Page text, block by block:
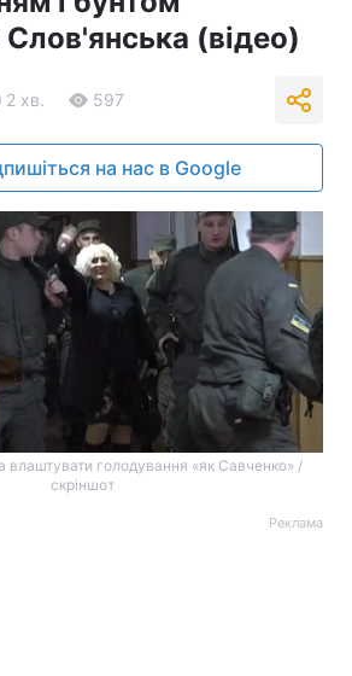
(відео)
2 хв. 597
на нас в Google
голодування «як Савченко» /
скріншот
Реклама